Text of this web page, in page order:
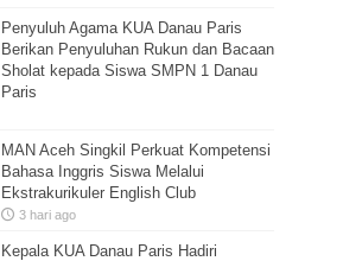
Penyuluh Agama KUA Danau Paris
Berikan Penyuluhan Rukun dan Bacaan
Sholat kepada Siswa SMPN 1 Danau
Paris
MAN Aceh Singkil Perkuat Kompetensi
Bahasa Inggris Siswa Melalui
Ekstrakurikuler English Club
3 hari ago
Kepala KUA Danau Paris Hadiri